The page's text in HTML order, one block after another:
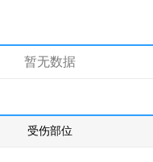
暂无数据
受伤部位